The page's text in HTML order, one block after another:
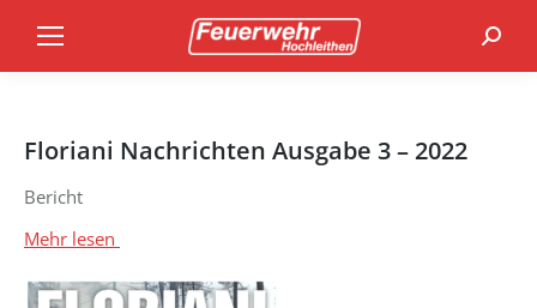
Floriani Nachrichten Ausgabe 3 – 2022
Bericht
Mehr lesen